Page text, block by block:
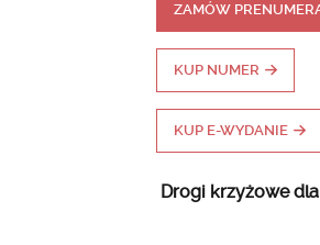
ZAMÓW
KUP NUMER
KUP E-WYDANIE
Drogi krzyżowe